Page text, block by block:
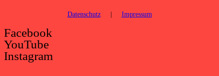
Datenschutz| Impressum
Facebook
YouTube
Instagram